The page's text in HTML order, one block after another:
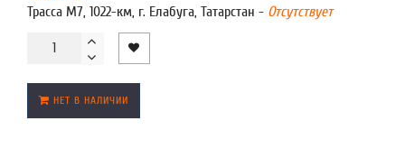
Трасса М7, 1022-км, г. Елабуга, Татарстан - Отсутствует
НЕТ В НАЛИЧИИ